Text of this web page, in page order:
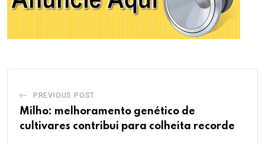
PREVIOUS POST
Milho: melhoramento genético de
cultivares contribui para colheita recorde